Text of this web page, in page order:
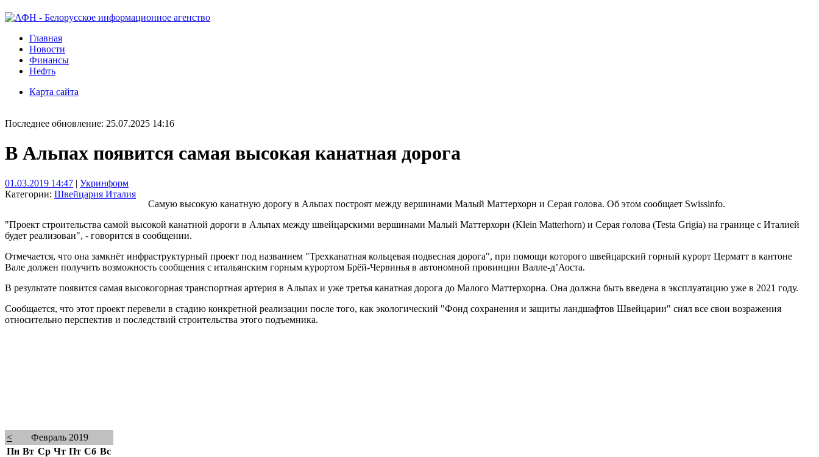
Главная
Новости
Финансы
Нефть
Карта сайта
Последнее обновление: 25.07.2025 14:16
В Альпах появится самая высокая канатная дорога
01.03.2019 14:47 | Укринформ
Категории: Швейцария Италия
Самую высокую канатную дорогу в Альпах построят между вершинами Малый Маттерхорн и Серая голова. Об этом сообщает Swissinfo.
"Проект строительства самой высокой канатной дороги в Альпах между швейцарскими вершинами Малый Маттерхорн (Klein Matterhorn) и Серая голова (Testa Grigia) на границе с Италией
будет реализован", - говорится в сообщении.
Отмечается, что она замкнёт инфраструктурный проект под названием "Трехканатная кольцевая подвесная дорога", при помощи которого швейцарский горный курорт Церматт в кантоне
Вале должен получить возможность сообщения с итальянским горным курортом Брёй-Червинья в автономной провинции Валле-д’Аоста.
В результате появится самая высокогорная транспортная артерия в Альпах и уже третья канатная дорога до Малого Маттерхорна. Она должна быть введена в эксплуатацию уже в 2021 году.
Сообщается, что этот проект перевели в стадию конкретной реализации после того, как экологический "Фонд сохранения и защиты ландшафтов Швейцарии" снял все свои возражения
относительно перспектив и последствий строительства этого подъемника.
<
Февраль 2019
Пн Вт Ср Чт Пт Сб Вс